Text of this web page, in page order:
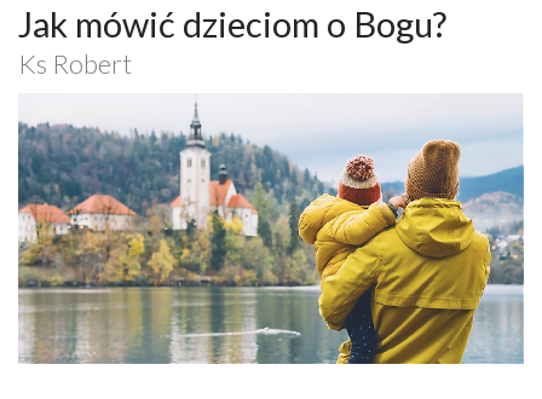
Jak mówić dzieciom o Bogu?
Ks Robert